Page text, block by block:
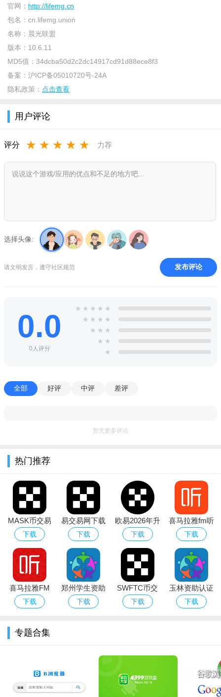
1、行业速递：无界限网罗全球文创精品，零时差把握市场消
2、直通晨光：晨光新品发布，好货手机下单，品牌活动抢
购，聚焦一手商机
5、订单追踪：发货动态，实时更新
软件功能
1、把店铺做成消费者的根据地。各种类型的商品可以让用户
随意的购买寻找
2、可以帮助文具店进货，各种类型的商品都是可以让用户在
这里寻找的
3、揭秘行业趋势与市场商机，各种类型的消息内容可以让用
户随意的享受
4、打通厂家库存与物流供应链，一键下单就可以快速的帮助
官网： http://lifemg.cn
包名： cn.lifemg.union
名称： 晨光联盟
版本： 10.6.11
MD5值： 34dcba50d2c2dc14917cd91d88ece8f3
备案： 沪ICP备05010720号-24A
隐私政策： 点击查看
用户评论
评分 ★ ★ ★ ★ ★ 力荐
选择头像:
请文明发言，遵守社区规范 发布评论
0.0
0人评分
★ ★ ★ ★ ★
★ ★ ★ ★
★ ★ ★
★ ★
★
全部 好评 中评 差评
暂无更多评论
热门推荐
MASK币交易
所下载官方最
新版本
下载
易交易网下载
2026最新版
下载
欧易2026年升
级新版本
下载
喜马拉雅fm听
书相声
下载
喜马拉雅FM
手机客户端
下载
郑州学生资助
通app下载安
下载
SWFTC币交
易所app下载
下载
玉林资助认证
(资助通)app
下载
专题合集